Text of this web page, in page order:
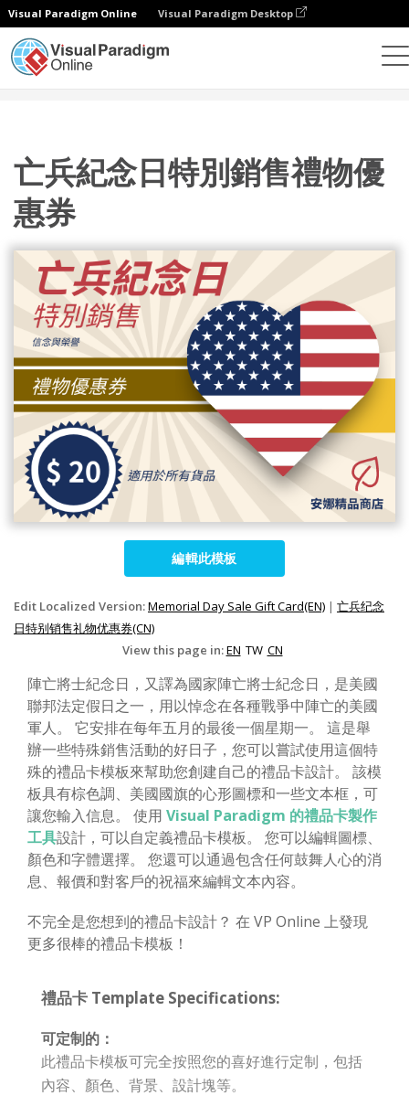
Visual Paradigm Online Visual Paradigm Desktop
亡兵紀念日特別銷售禮物優
惠券
編輯此模板
Edit Localized Version:Memorial Day Sale Gift Card(EN) | 亡兵纪念
日特别销售礼物优惠券(CN)
View this page in:EN TW CN
陣亡將士紀念日，又譯為國家陣亡將士紀念日，是美國
聯邦法定假日之一，用以悼念在各種戰爭中陣亡的美國
軍人。 它安排在每年五月的最後一個星期一。 這是舉
辦一些特殊銷售活動的好日子，您可以嘗試使用這個特
殊的禮品卡模板來幫助您創建自己的禮品卡設計。 該模
板具有棕色調、美國國旗的心形圖標和一些文本框，可
讓您輸入信息。 使用 Visual Paradigm 的禮品卡製作
工具設計，可以自定義禮品卡模板。 您可以編輯圖標、
顏色和字體選擇。 您還可以通過包含任何鼓舞人心的消
息、報價和對客戶的祝福來編輯文本內容。
不完全是您想到的禮品卡設計？ 在 VP Online 上發現
更多很棒的禮品卡模板！
禮品卡 Template Specifications:
可定制的：
此禮品卡模板可完全按照您的喜好進行定制，包括
內容、顏色、背景、設計塊等。